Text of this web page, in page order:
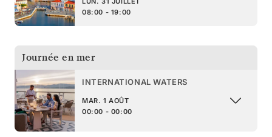
08:00 - 19:00
Journée en mer
INTERNATIONAL WATERS
MAR. 1 AOÛT
00:00 - 00:00